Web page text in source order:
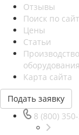
Отзывы
Поиск по
Цены
Статьи
оборудования
Карта сайта
Подать заявку
8 (800)